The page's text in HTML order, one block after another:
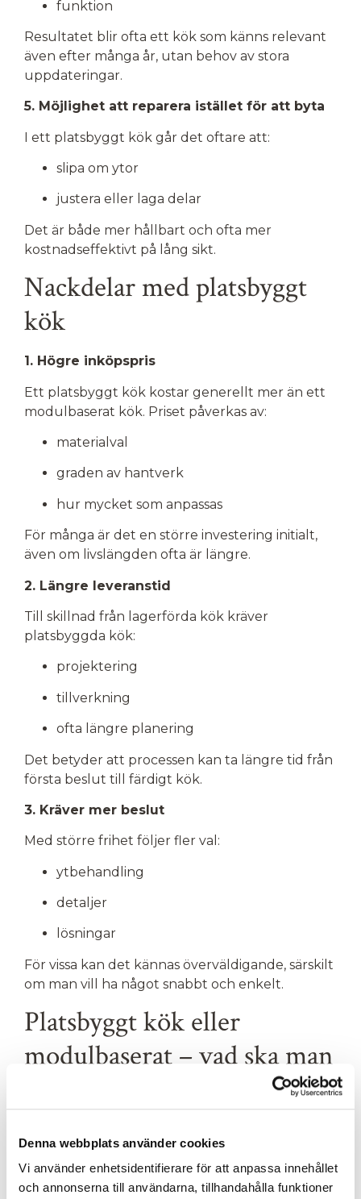
Denna webbplats använder cookies
Vi använder enhetsidentifierare för att anpassa innehållet
och annonserna till användarna, tillhandahålla funktioner
funktion
Resultatet blir ofta ett kök som känns relevant
även efter många år, utan behov av stora
uppdateringar.
5. Möjlighet att reparera istället för att byta
I ett platsbyggt kök går det oftare att:
slipa om ytor
justera eller laga delar
Det är både mer hållbart och ofta mer
kostnadseffektivt på lång sikt.
Nackdelar med platsbyggt
kök
1. Högre inköpspris
Ett platsbyggt kök kostar generellt mer än ett
modulbaserat kök. Priset påverkas av:
materialval
graden av hantverk
hur mycket som anpassas
För många är det en större investering initialt,
även om livslängden ofta är längre.
2. Längre leveranstid
Till skillnad från lagerförda kök kräver
platsbyggda kök:
projektering
tillverkning
ofta längre planering
Det betyder att processen kan ta längre tid från
första beslut till färdigt kök.
3. Kräver mer beslut
Med större frihet följer fler val:
ytbehandling
detaljer
lösningar
För vissa kan det kännas överväldigande, särskilt
om man vill ha något snabbt och enkelt.
Platsbyggt kök eller
modulbaserat – vad ska man
prioriteringar och långsiktighet
Ett platsbyggt kök kan vara rätt val om du: